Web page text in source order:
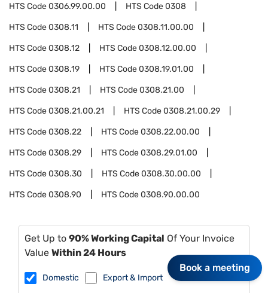
HTS Code0306.99.00.00 HTS Code0308
HTS Code0308.11 HTS Code0308.11.00.00
HTS Code0308.12 HTS Code0308.12.00.00
HTS Code0308.19 HTS Code0308.19.01.00
HTS Code0308.21 HTS Code0308.21.00
HTS Code0308.21.00.21 HTS Code0308.21.00.29
HTS Code0308.22 HTS Code0308.22.00.00
HTS Code0308.29 HTS Code0308.29.01.00
HTS Code0308.30 HTS Code0308.30.00.00
HTS Code0308.90 HTS Code0308.90.00.00
Get Up to 90% Working Capital Of Your Invoice
Value Within 24 Hours
Domestic Export & Import
Book a meeting